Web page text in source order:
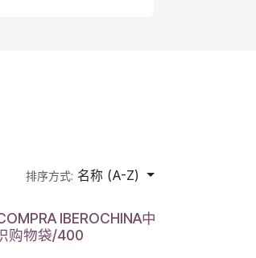
排序方式: 名称 (A-Z)
IBEROCHINA中
购物袋/400